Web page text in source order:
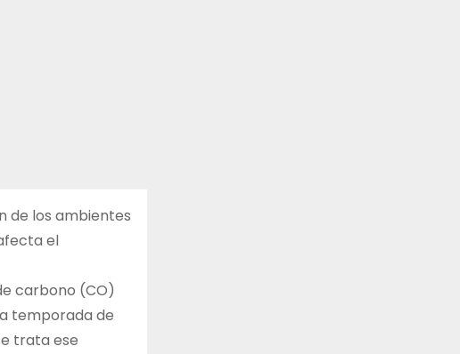
de los ambientes
el
carbono (CO)
temporada de
trata ese